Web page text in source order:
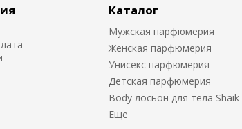
Каталог
Мужская парфюмерия
Женская парфюмерия
Унисекс парфюмерия
Детская парфюмерия
Body лосьон для тела Shaik